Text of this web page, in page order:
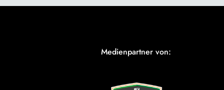
Medienpartner von: